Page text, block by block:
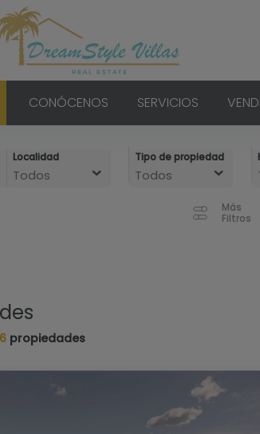
CONÓCENOS SERVICIOS
Todos
Localidad
Todos
Tipo de propiedad
Más
Filtros
6 propiedades